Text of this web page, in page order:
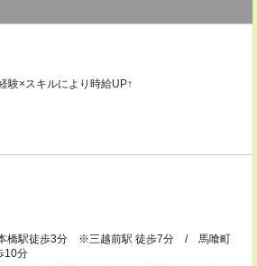
×スキルにより時給UP↑
本橋駅徒歩3分 ※三越前駅 徒歩7分 / 馬喰町
10分